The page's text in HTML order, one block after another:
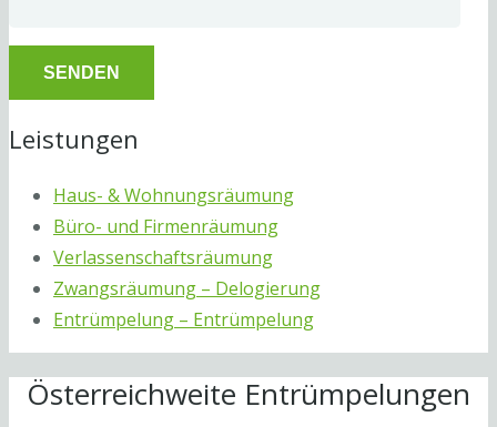
Leistungen
Haus- & Wohnungsräumung
Büro- und Firmenräumung
Verlassenschaftsräumung
Zwangsräumung – Delogierung
Entrümpelung – Entrümpelung
Österreichweite Entrümpelungen